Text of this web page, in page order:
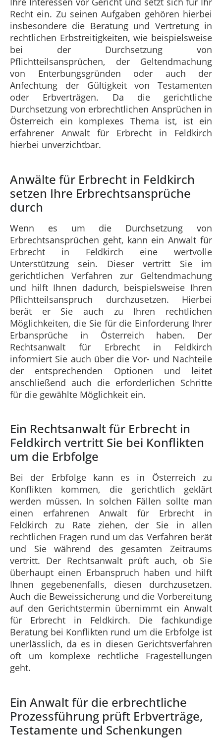
Recht ein. Zu seinen Aufgaben gehören hierbei
insbesondere die Beratung und Vertretung in
rechtlichen Erbstreitigkeiten, wie beispielsweise
bei der Durchsetzung von
Pflichtteilsansprüchen, der Geltendmachung
von Enterbungsgründen oder auch der
Anfechtung der Gültigkeit von Testamenten
oder Erbverträgen. Da die gerichtliche
Durchsetzung von erbrechtlichen Ansprüchen in
Österreich ein komplexes Thema ist, ist ein
erfahrener Anwalt für Erbrecht in Feldkirch
hierbei unverzichtbar.
Anwälte für Erbrecht in Feldkirch
setzen Ihre Erbrechtsansprüche
durch
Wenn es um die Durchsetzung von
Erbrechtsansprüchen geht, kann ein Anwalt für
Erbrecht in Feldkirch eine wertvolle
Unterstützung sein. Dieser vertritt Sie im
gerichtlichen Verfahren zur Geltendmachung
und hilft Ihnen dadurch, beispielsweise Ihren
Pflichtteilsanspruch durchzusetzen. Hierbei
berät er Sie auch zu Ihren rechtlichen
Möglichkeiten, die Sie für die Einforderung Ihrer
Erbansprüche in Österreich haben. Der
Rechtsanwalt für Erbrecht in Feldkirch
informiert Sie auch über die Vor- und Nachteile
der entsprechenden Optionen und leitet
anschließend auch die erforderlichen Schritte
für die gewählte Möglichkeit ein.
Ein Rechtsanwalt für Erbrecht in
Feldkirch vertritt Sie bei Konflikten
um die Erbfolge
Bei der Erbfolge kann es in Österreich zu
Konflikten kommen, die gerichtlich geklärt
werden müssen. In solchen Fällen sollte man
einen erfahrenen Anwalt für Erbrecht in
Feldkirch zu Rate ziehen, der Sie in allen
rechtlichen Fragen rund um das Verfahren berät
und Sie während des gesamten Zeitraums
vertritt. Der Rechtsanwalt prüft auch, ob Sie
überhaupt einen Erbanspruch haben und hilft
Ihnen gegebenenfalls, diesen durchzusetzen.
Auch die Beweissicherung und die Vorbereitung
auf den Gerichtstermin übernimmt ein Anwalt
für Erbrecht in Feldkirch. Die fachkundige
Beratung bei Konflikten rund um die Erbfolge ist
unerlässlich, da es in diesen Gerichtsverfahren
oft um komplexe rechtliche Fragestellungen
geht.
Ein Anwalt für die erbrechtliche
Prozessführung prüft Erbverträge,
Testamente und Schenkungen